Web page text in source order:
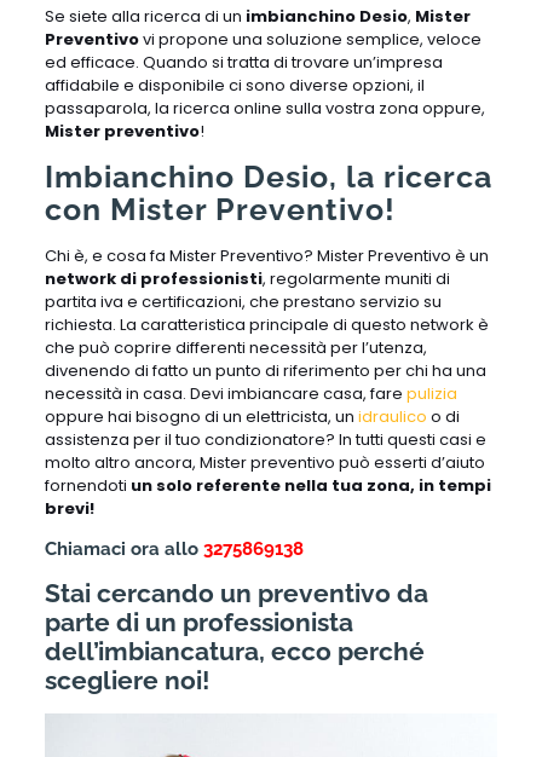
Se siete alla ricerca di un imbianchino Desio, Mister
Preventivovi propone una soluzione semplice, veloce
ed efficace. Quando si tratta di trovare un’impresa
affidabile e disponibile ci sono diverse opzioni, il
passaparola, la ricerca online sulla vostra zona oppure,
Mister preventivo!
Imbianchino Desio, la ricerca
con Mister Preventivo!
Chi è, e cosa fa Mister Preventivo? Mister Preventivo è un
network di professionisti, regolarmente muniti di
partita iva e certificazioni, che prestano servizio su
richiesta. La caratteristica principale di questo network è
che può coprire differenti necessità per l’utenza,
divenendo di fatto un punto di riferimento per chi ha una
necessità in casa. Devi imbiancare casa, fare pulizia
oppure hai bisogno di un elettricista, un idraulico o di
assistenza per il tuo condizionatore? In tutti questi casi e
molto altro ancora, Mister preventivo può esserti d’aiuto
fornendoti un solo referente nella tua zona, in tempi
brevi!
Chiamaci ora allo 3275869138
Stai cercando un preventivo da
parte di un professionista
dell’imbiancatura, ecco perché
scegliere noi!